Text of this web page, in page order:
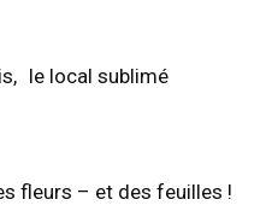
le local sublimé
fleurs – et des feuilles !